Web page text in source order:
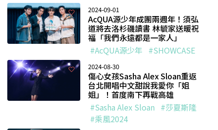
2024-09-01
AcQUA源少年成團兩週年！須弘
道將去洛杉磯讀書 林毓家送暖祝
福「我們永遠都是一家人」
#AcQUA源少年 #SHOWCASE
2024-08-30
傷心女孩Sasha Alex Sloan重返
台北開唱中文甜說我愛你「姐
姐」！首度南下再戰高雄
#Sasha Alex Sloan #莎夏斯隆
#乘風2024